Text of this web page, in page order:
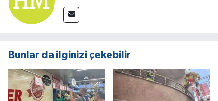
Bunlar da ilginizi çekebilir